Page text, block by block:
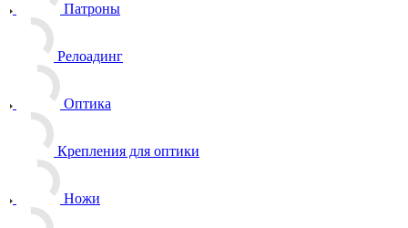
Патроны
Релоадинг
Оптика
Крепления для оптики
Ножи